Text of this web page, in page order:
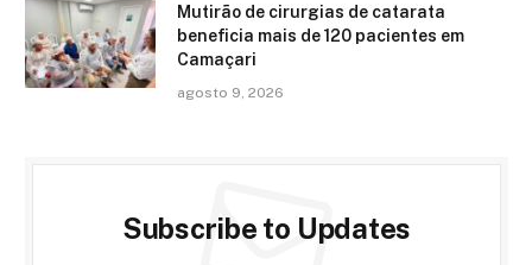
Mutirão de cirurgias de catarata
beneficia mais de 120 pacientes em
Camaçari
agosto 9, 2026
Subscribe to Updates